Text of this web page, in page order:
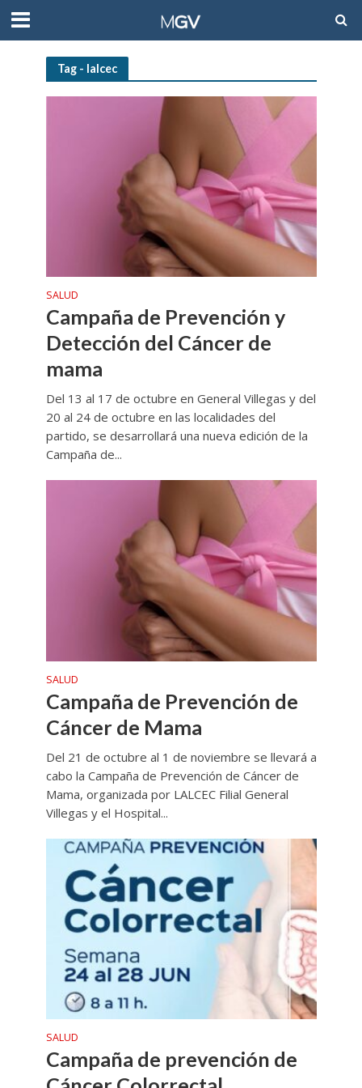
Tag - lalcec
SALUD
Campaña de Prevención y
Detección del Cáncer de
mama
Del 13 al 17 de octubre en General Villegas y del
20 al 24 de octubre en las localidades del
partido, se desarrollará una nueva edición de la
Campaña de...
SALUD
Campaña de Prevención de
Cáncer de Mama
Del 21 de octubre al 1 de noviembre se llevará a
cabo la Campaña de Prevención de Cáncer de
Mama, organizada por LALCEC Filial General
Villegas y el Hospital...
SALUD
Campaña de prevención de